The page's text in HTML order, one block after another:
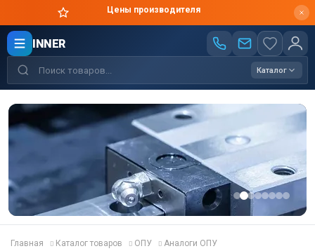
Цены производителя
INNER
Каталог
Главная Каталог товаров ОПУ
Аналоги ОПУ